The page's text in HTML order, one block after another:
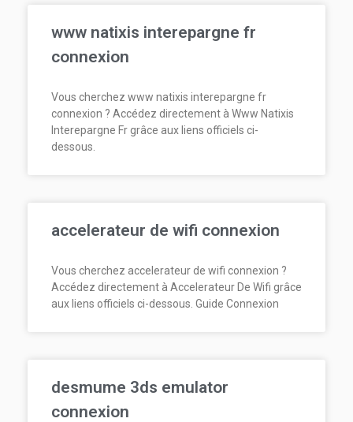
www natixis interepargne fr
connexion
Vous cherchez www natixis interepargne fr
connexion ? Accédez directement à Www Natixis
Interepargne Fr grâce aux liens officiels ci-
dessous.
accelerateur de wifi connexion
Vous cherchez accelerateur de wifi connexion ?
Accédez directement à Accelerateur De Wifi grâce
aux liens officiels ci-dessous. Guide Connexion
desmume 3ds emulator
connexion